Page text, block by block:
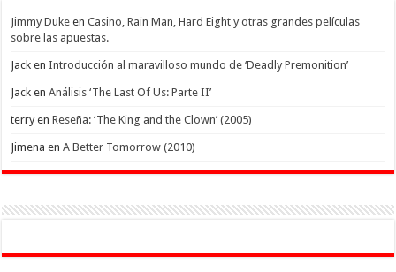
Jimmy Duke enCasino, Rain Man, Hard Eight y otras grandes películas
sobre las apuestas.
Jack enIntroducción al maravilloso mundo de ‘Deadly Premonition’
Jack enAnálisis ‘The Last Of Us: Parte II’
terryenReseña: ‘The King and the Clown’ (2005)
Jimena enA Better Tomorrow (2010)